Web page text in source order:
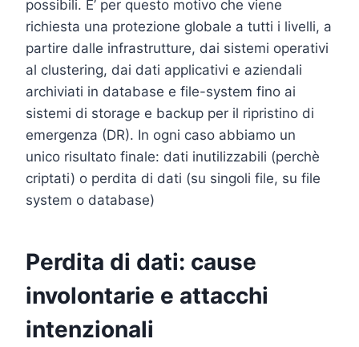
possibili. E’ per questo motivo che viene
richiesta una protezione globale a tutti i livelli, a
partire dalle infrastrutture, dai sistemi operativi
al clustering, dai dati applicativi e aziendali
archiviati in database e file-system fino ai
sistemi di storage e backup per il ripristino di
emergenza (DR). In ogni caso abbiamo un
unico risultato finale: dati inutilizzabili (perchè
criptati) o perdita di dati (su singoli file, su file
system o database)
Perdita di dati: cause
involontarie e attacchi
intenzionali